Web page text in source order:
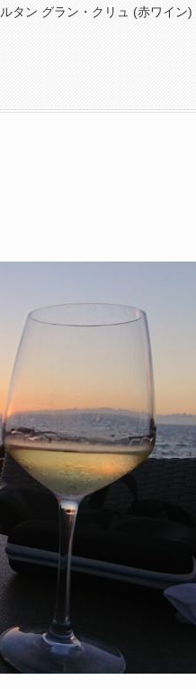
タン グラン・クリュ (赤ワイン)